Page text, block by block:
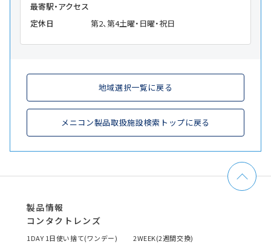
最寄駅・アクセス
定休日
第2、第4土曜・日曜・祝日
地域選択一覧に戻る
メニコン製品取扱施設検索トップに戻る
製品情報
コンタクトレンズ
1DAY 1日使い捨て(ワンデー)
2WEEK(2週間交換)